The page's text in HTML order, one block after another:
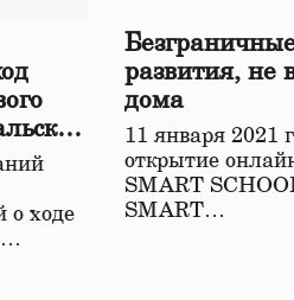
о ходе
развития, не
дома
11 января 2021
открытие
SMART
SMART…